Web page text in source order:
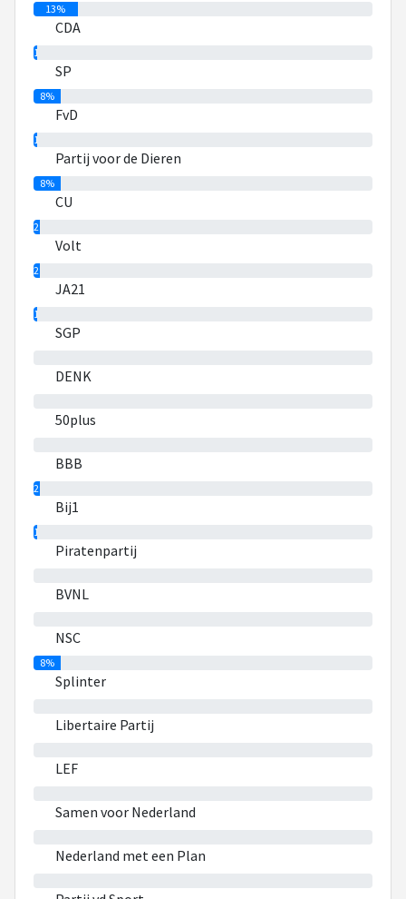
13%
CDA
1%
SP
8%
FvD
1%
Partij voor de Dieren
8%
CU
2%
Volt
2%
JA21
1%
SGP
DENK
50plus
BBB
2%
Bij1
1%
Piratenpartij
BVNL
NSC
8%
Splinter
Libertaire Partij
LEF
Samen voor Nederland
Nederland met een Plan